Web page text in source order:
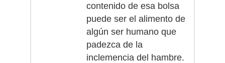
contenido de esa bolsa
puede ser el alimento de
algún ser humano que
padezca de la
inclemencia del hambre.